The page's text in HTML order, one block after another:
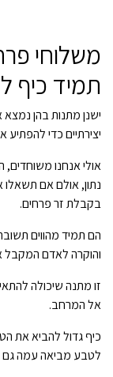
משלוחי
תמיד כיף
ישנן מתנות בהן
יצירתיים כדי
אולי אנחנו משוחדים,
נתון, אולם אם
בקבלת זר פרחים.
הם תמיד מהווים
והוקרה לאדם המקבל
זו מתנה שיכולה
אל המרחב.
כיף גדול להביא את
לטבע מביאה עמה גם